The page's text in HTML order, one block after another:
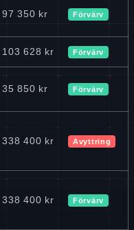
97 350 kr Förvärv
103 628 kr Förvärv
35 850 kr Förvärv
338 400 kr Avyttring
338 400 kr Förvärv